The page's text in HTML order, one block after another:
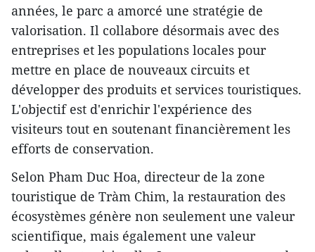
années, le parc a amorcé une stratégie de
valorisation. Il collabore désormais avec des
entreprises et les populations locales pour
mettre en place de nouveaux circuits et
développer des produits et services touristiques.
L'objectif est d'enrichir l'expérience des
visiteurs tout en soutenant financièrement les
efforts de conservation.
Selon Pham Duc Hoa, directeur de la zone
touristique de Tràm Chim, la restauration des
écosystèmes génère non seulement une valeur
scientifique, mais également une valeur